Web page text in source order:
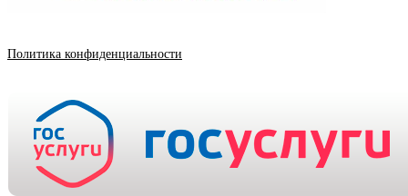
Политика конфиденциальности